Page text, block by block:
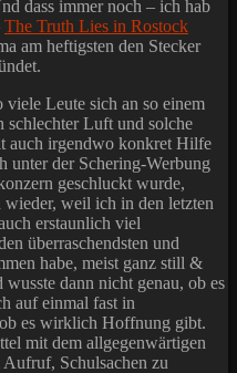
dass immer noch – ich hab
The Truth Lies in Rostock
am heftigsten den Stecker
viele Leute sich an so einem
schlechter Luft und solche
auch irgendwo konkret Hilfe
unter der Schering-Werbung
geschluckt wurde,
weil ich in den letzten
erstaunlich viel
überraschendsten und
habe, meist ganz still &
dann nicht genau, ob es
auf einmal fast in
es wirklich Hoffnung gibt.
mit dem allgegenwärtigen
Schulsachen zu